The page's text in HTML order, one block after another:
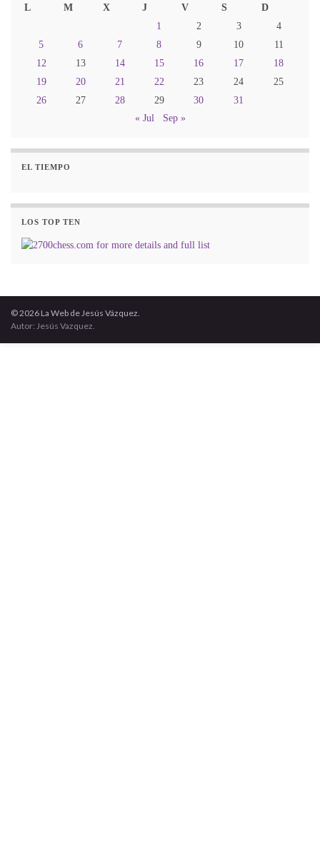
L M X J V S
D
1
2 3
4
5
6 7 8 9 10
11
12
13 14 15 16 17
18
19
20 21 22 23 24
25
26
27 28 29 30
31
« Jul
Sep »
EL TIEMPO
LOS TOP TEN
© 2026 La Web de Jesús Vázquez.
Autor: Jesús Vazquez.